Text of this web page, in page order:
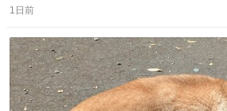
ましたので悪しからず🙏🏻 裏地は人
に入り⭐️
信
ト
数
数
1日前